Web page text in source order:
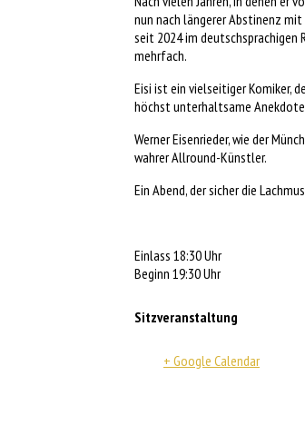
nun nach längerer Abstinenz
seit 2024 im deutschsprachigen
mehrfach.
Eisi ist ein vielseitiger Komiker,
höchst unterhaltsame
Werner Eisenrieder, wie der
wahrer Allround-Künstler.
Ein Abend, der sicher die
Einlass 18:30 Uhr
Beginn 19:30 Uhr
Sitzveranstaltung
+ Google Calendar